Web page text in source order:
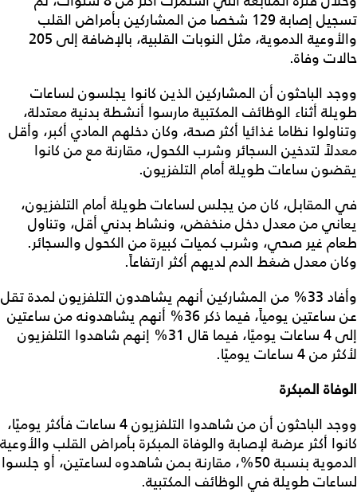
تسجيل إصابة 129 شخصا من المشاركين بأمراض القلب
والأوعية الدموية، مثل النوبات القلبية، بالإضافة إلى 205
حالات وفاة.
ووجد الباحثون أن المشاركين الذين كانوا يجلسون لساعات
طويلة أثناء الوظائف المكتبية مارسوا أنشطة بدنية معتدلة،
وتناولوا نظاما غذائيا أكثر صحة، وكان دخلهم المادي أكبر، وأقل
معدلاً لتدخين السجائر وشرب الكحول، مقارنة مع من كانوا
يقضون ساعات طويلة أمام التلفزيون.
في المقابل، كان من يجلس لساعات طويلة أمام التلفزيون،
يعاني من معدل دخل منخفض، ونشاط بدني أقل، وتناول
طعام غير صحي، وشرب كميات كبيرة من الكحول والسجائر.
وكان معدل ضغط الدم لديهم أكثر ارتفاعاً.
وأفاد 33% من المشاركين أنهم يشاهدون التلفزيون لمدة تقل
عن ساعتين يومياً، فيما ذكر 36% أنهم يشاهدونه من ساعتين
إلى 4 ساعات يوميًا، فيما قال 31% إنهم شاهدوا التلفزيون
لأكثر من 4 ساعات يوميًا.
الوفاة المبكرة
ووجد الباحثون أن من شاهدوا التلفزيون 4 ساعات فأكثر يوميًا،
كانوا أكثر عرضة لإصابة والوفاة المبكرة بأمراض القلب والأوعية
الدموية بنسبة 50%، مقارنة بمن شاهدوه لساعتين، أو جلسوا
لساعات طويلة في الوظائف المكتبية.